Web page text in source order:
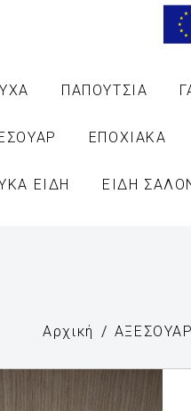
ΠΑΠΟΥΤΣΙΑ
ΕΠΟΧΙΑΚΑ
ΕΙΔΗ ΕΙΔΗ
Αρχική ΑΞΕΣΟΥΑΡ